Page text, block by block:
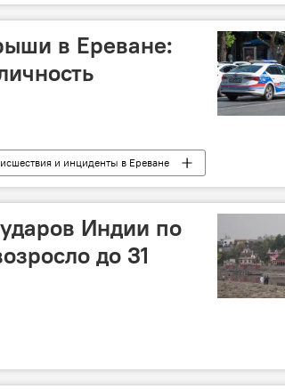
в Ереване:
и инциденты в Ереване
Индии по
до 31